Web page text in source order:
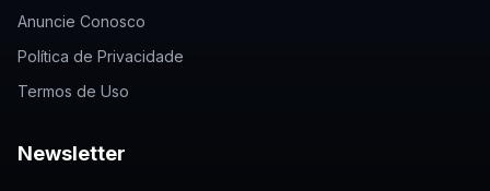
Anuncie Conosco
Política de Privacidade
Termos de Uso
Newsletter